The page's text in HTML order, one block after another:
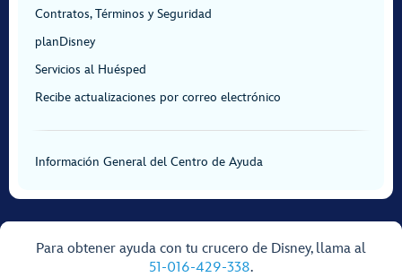
Contratos, Términos y Seguridad
planDisney
Servicios al Huésped
Recibe actualizaciones por correo electrónico
Información General del Centro de Ayuda
Para obtener ayuda con tu crucero de Disney, llama al
51-016-429-338.